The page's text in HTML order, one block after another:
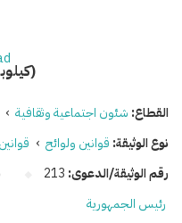
(53.76 كيلوبايت)
القطاع: شئون اجتماعية وثقافية ›
نوع الوثيقة: قوانين ولوائح › قوانين
رقم الوثيقة/الدعوى: 213
رئيس الجمهورية